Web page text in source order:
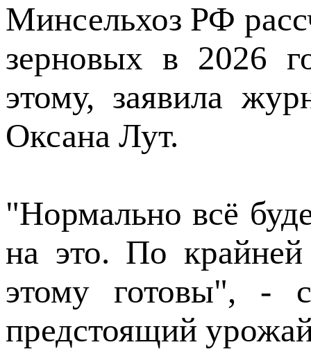
Минсельхоз РФ
зерновых в 2026
этому, заявила
Оксана Лут.
"Нормально всё
на это. По
этому готовы", -
предстоящий